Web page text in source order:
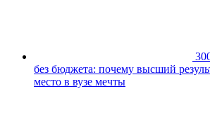
без бюджета: почему высший
место в вузе мечты